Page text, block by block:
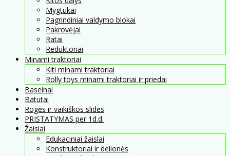
Mygtukai
Pagrindiniai valdymo blokai
Pakrovėjai
Ratai
Reduktoriai
Minami traktoriai
Kiti minami traktoriai
Rolly toys minami traktoriai ir priedai
Baseinai
Batutai
Rogės ir vaikiškos slidės
PRISTATYMAS per 1d.d.
Žaislai
Edukaciniai žaislai
Konstruktoriai ir delionės